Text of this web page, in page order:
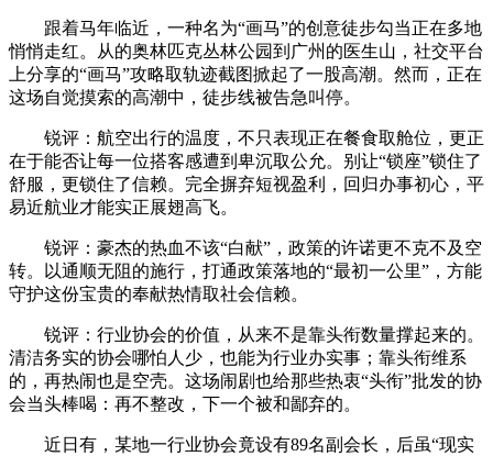
跟着马年临近，一种名为“画马”的创意徒步勾当正在多地
悄悄走红。从的奥林匹克丛林公园到广州的医生山，社交平台
上分享的“画马”攻略取轨迹截图掀起了一股高潮。然而，正在
这场自觉摸索的高潮中，徒步线被告急叫停。
锐评：航空出行的温度，不只表现正在餐食取舱位，更正
在于能否让每一位搭客感遭到卑沉取公允。别让“锁座”锁住了
舒服，更锁住了信赖。完全摒弃短视盈利，回归办事初心，平
易近航业才能实正展翅高飞。
锐评：豪杰的热血不该“白献”，政策的许诺更不克不及空
转。以通顺无阻的施行，打通政策落地的“最初一公里”，方能
守护这份宝贵的奉献热情取社会信赖。
锐评：行业协会的价值，从来不是靠头衔数量撑起来的。
清洁务实的协会哪怕人少，也能为行业办实事；靠头衔维系
的，再热闹也是空壳。这场闹剧也给那些热衷“头衔”批发的协
会当头棒喝：再不整改，下一个被和鄙弃的。
近日有，某地一行业协会竟设有89名副会长，后虽“现实